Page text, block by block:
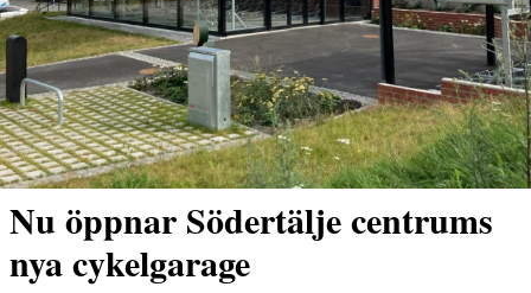
Nu öppnar Södertälje centrums
nya cykelgarage